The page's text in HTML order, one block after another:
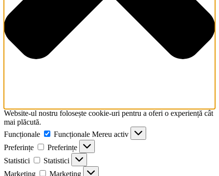
Website-ul nostru folosește cookie-uri pentru a oferi o experiență cât
mai plăcută.
Funcționale
Funcționale Mereu activ
Preferințe
Preferințe
Statistici
Statistici
Marketing
Marketing